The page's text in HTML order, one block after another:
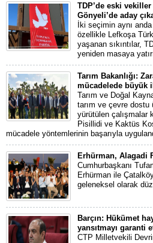
TDP’de eski
Gönyeli’de aday
İki seçimin aynı
özellikle Lefkoşa
yaşanan sıkıntılar,
yeniden masaya
Tarım Bakanlığı:
mücadelede büyük
Tarım ve Doğal
tarım ve çevre dostu
yürütülen çalışmalar
Pisillidi ve Kaktüs
mücadele yöntemlerinin başarıyla
Erhürman, Alagadi
Cumhurbaşkanı
Erhürman ile
geleneksel olarak
Barçın: Hükümet
yansıtmayı garanti
CTP Milletvekili